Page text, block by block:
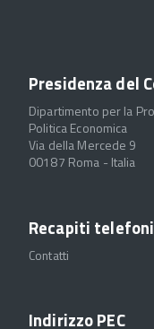
Presidenza del
Dipartimento per la
Politica Economica
Via della Mercede 9
00187 Roma - Italia
Recapiti
Contatti
Indirizzo PEC